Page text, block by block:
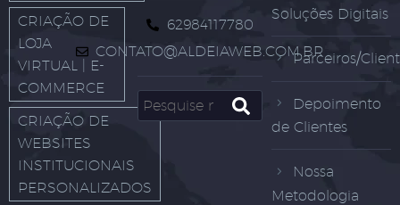
CRIAÇÃO DE
LOJA
VIRTUAL | E-
COMMERCE
CRIAÇÃO DE
WEBSITES
INSTITUCIONAIS
PERSONALIZADOS
62984117780
CONTATO@ALDEIAWEB.COM.BR
Soluções Digitais
Parceiros/
Depoimento
de Clientes
Nossa
Metodologia